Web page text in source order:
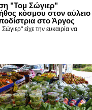
"Τομ Σώγιερ"
κόσμου στον αύλειο
στο Άργος
είχε την ευκαιρία να